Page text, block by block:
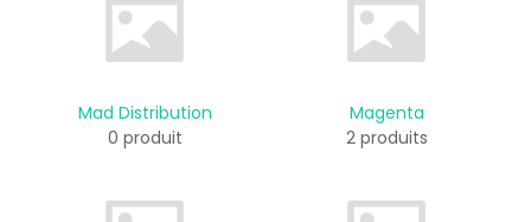
Mad Distribution
0 produit
Magenta
2 produits